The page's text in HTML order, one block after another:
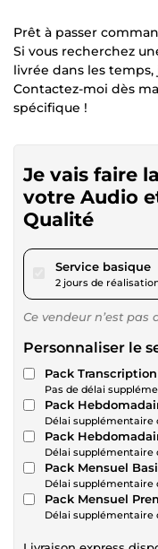
Prêt à passer
Si vous recherchez
livrée dans les
Contactez-moi dès
spécifique !
Je vais faire
votre Audio
Qualité
Service basique
2 jours de
Ce vendeur n’est pas
Personnaliser le
Pack
Pas de délai
Pack
Délai supplémentaire
Pack
Délai supplémentaire
Pack
Délai supplémentaire
Pack Mensuel
Délai supplémentaire